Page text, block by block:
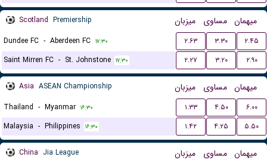
Scotland Premiership میزبان مساوی میهمان
Dundee FC - Aberdeen FC ۱۷:۳۰ ۲.۶۳ ۳.۳۰
۲.۴۵
Saint Mirren FC - St. Johnstone ۱۷:۳۰ ۲.۲۷ ۳.۲۰ ۲.۹۰
Asia ASEAN Championship میزبان مساوی میهمان
Thailand - Myanmar ۱۶:۳۰ ۱.۳۳ ۴.۵۰
۶.۰۰
Malaysia - Philippines ۱۶:۳۰ ۱.۴۲ ۴.۲۵ ۵.۵۰
China Jia League میزبان مساوی میهمان